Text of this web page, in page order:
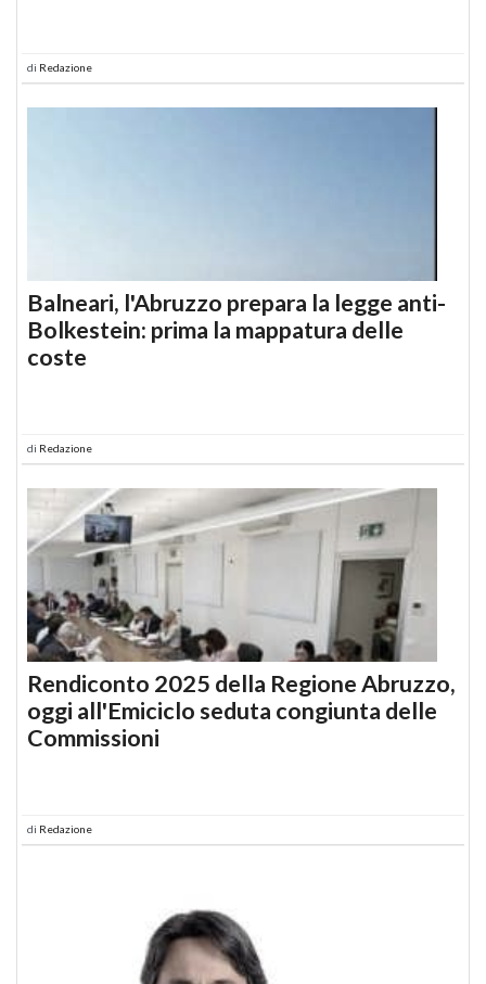
di Redazione
Balneari, l'Abruzzo prepara la legge anti-
Bolkestein: prima la mappatura delle
coste
di Redazione
Rendiconto 2025 della Regione Abruzzo,
oggi all'Emiciclo seduta congiunta delle
Commissioni
di Redazione